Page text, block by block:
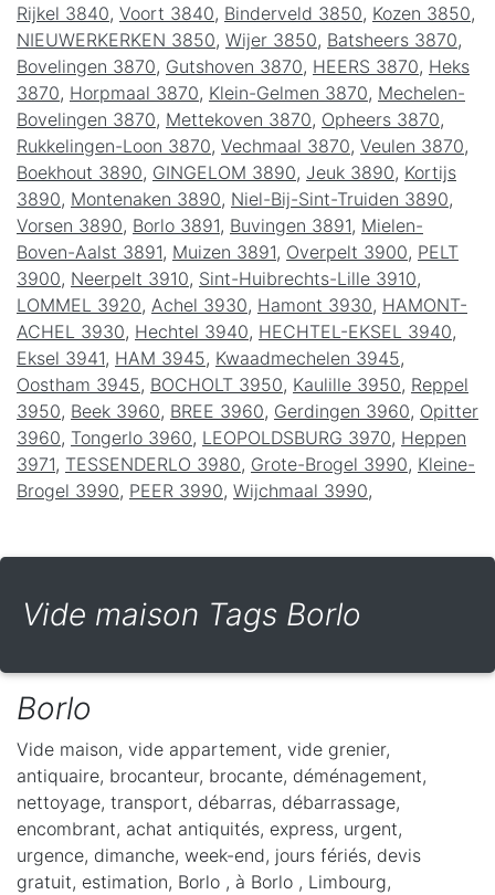
Rijkel 3840, Voort 3840, Binderveld 3850, Kozen 3850,
NIEUWERKERKEN 3850, Wijer 3850, Batsheers 3870,
Bovelingen 3870, Gutshoven 3870, HEERS 3870, Heks
3870, Horpmaal 3870, Klein-Gelmen 3870, Mechelen-
Bovelingen 3870, Mettekoven 3870, Opheers 3870,
Rukkelingen-Loon 3870, Vechmaal 3870, Veulen 3870,
Boekhout 3890, GINGELOM 3890, Jeuk 3890, Kortijs
3890, Montenaken 3890, Niel-Bij-Sint-Truiden 3890,
Vorsen 3890, Borlo 3891, Buvingen 3891, Mielen-
Boven-Aalst 3891, Muizen 3891, Overpelt 3900, PELT
3900, Neerpelt 3910, Sint-Huibrechts-Lille 3910,
LOMMEL 3920, Achel 3930, Hamont 3930, HAMONT-
ACHEL 3930, Hechtel 3940, HECHTEL-EKSEL 3940,
Eksel 3941, HAM 3945, Kwaadmechelen 3945,
Oostham 3945, BOCHOLT 3950, Kaulille 3950, Reppel
3950, Beek 3960, BREE 3960, Gerdingen 3960, Opitter
3960, Tongerlo 3960, LEOPOLDSBURG 3970, Heppen
3971, TESSENDERLO 3980, Grote-Brogel 3990, Kleine-
Brogel 3990, PEER 3990, Wijchmaal 3990,
Vide maison Tags Borlo
Borlo
Vide maison, vide appartement, vide grenier,
antiquaire, brocanteur, brocante, déménagement,
nettoyage, transport, débarras, débarrassage,
encombrant, achat antiquités, express, urgent,
urgence, dimanche, week-end, jours fériés, devis
gratuit, estimation, Borlo , à Borlo , Limbourg,